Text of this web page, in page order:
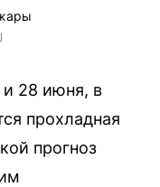
28 июня, в
прохладная
прогноз